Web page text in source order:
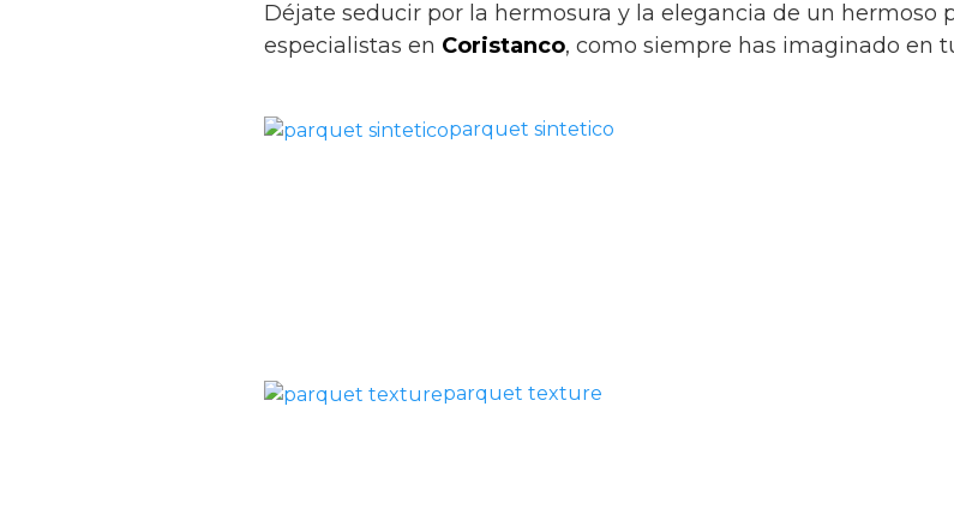
Déjate seducir por la hermosura y la elegancia de un hermoso
especialistas en Coristanco, como siempre has imaginado en
parquet sintetico
parquet texture